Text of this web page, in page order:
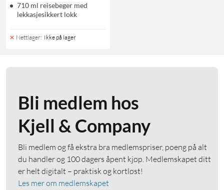
710 ml reisebeger med
lekkasjesikkert lokk
Nettlager: Ikke på lager
Bli medlem hos
Kjell & Company
Bli medlem og få ekstra bra medlemspriser, poeng på alt
du handler og 100 dagers åpent kjøp. Medlemskapet ditt
er helt digitalt – praktisk og kortløst!
Les mer om medlemskapet